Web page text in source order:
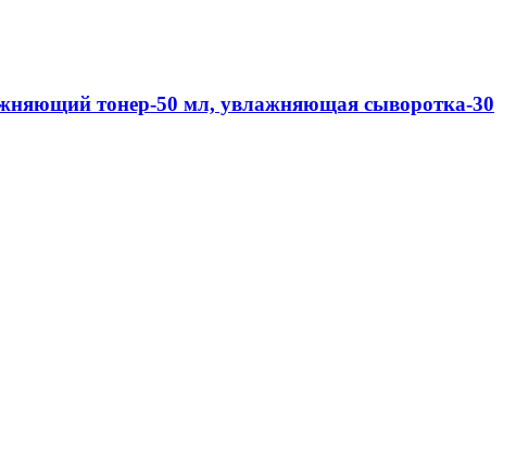
тонер-50 мл, увлажняющая сыворотка-30